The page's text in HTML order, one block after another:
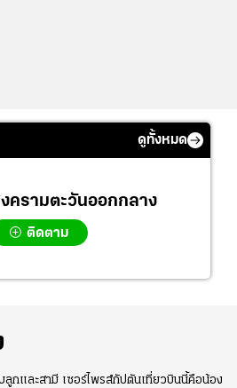
ดูทั้งหมด
ครามตะวันออกกลาง
ติดตาม
ลูกและสามี เซอร์ไพรส์กัปตันเที่ยวบินนี้คือน้อง